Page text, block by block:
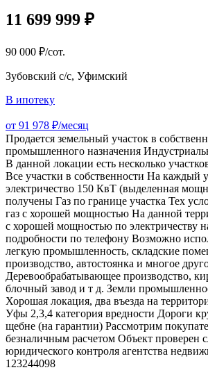
11 699 999 ₽
90 000 ₽/сот.
Зубовский с/с, Уфимский
В ипотеку
от 91 978 ₽/месяц
Продается земельный участок в
промышленного назначения
В данной локации есть несколько
Все участки в собственности На каждый
электричество 150 КвТ (выделенная
получены Газ по границе участка Тех
газ с хорошей мощностью На данной
с хорошей мощностью по электричеству
подробности по телефону Возможно
легкую промышленность, складские
производство, автостоянка и многое
Деревообрабатывающее производство,
блочный завод и т д. Земли
Хорошая локация, два въезда на
Уфы 2,3,4 категория вредности Дороги
щебне (на гарантии) Рассмотрим
безналичным расчетом Объект проверен
юридического контроля агентства
123244098